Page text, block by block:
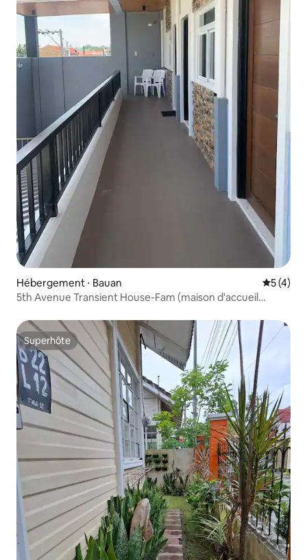
Hébergement ⋅ Bauan
5 (4)
5th Avenue Transient House-Fam (maison d'accueil
Superhôte
Superhôte